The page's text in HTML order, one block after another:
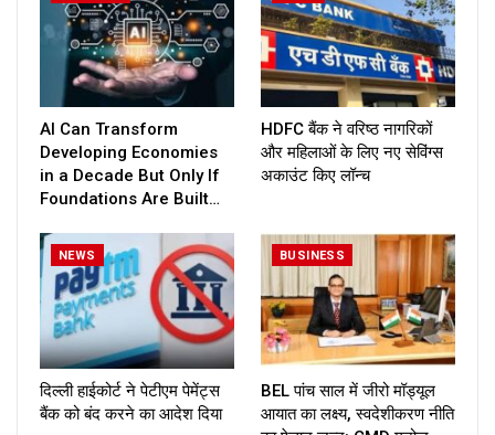
AI Can Transform
Developing Economies
in a Decade But Only If
Foundations Are Built…
HDFC बैंक ने वरिष्ठ नागरिकों
और महिलाओं के लिए नए सेविंग्स
अकाउंट किए लॉन्च
NEWS
दिल्ली हाईकोर्ट ने पेटीएम पेमेंट्स
बैंक को बंद करने का आदेश दिया
BUSINESS
BEL पांच साल में जीरो मॉड्यूल
आयात का लक्ष्य, स्वदेशीकरण नीति